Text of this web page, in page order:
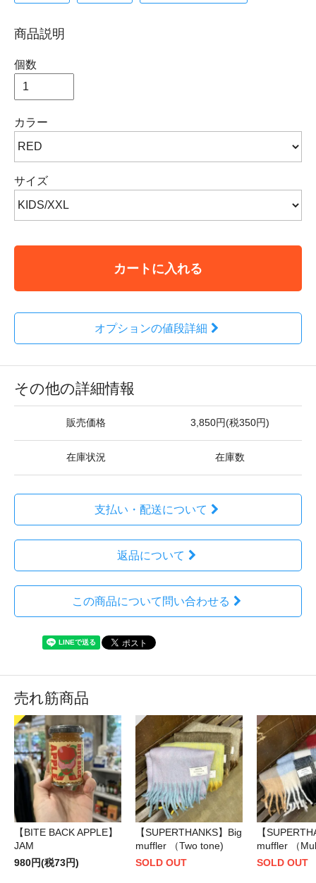
商品説明
個数
カラー
サイズ
カートに入れる
オプションの値段詳細
その他の詳細情報
販売価格 3,850円(税350円)
在庫状況 在庫数
支払い・配送について
返品について
この商品について問い合わせる
売れ筋商品
【BITE BACK APPLE】
JAM
980円(税73円)
【SUPERTHANKS】Big
muffler （Two tone)
SOLD OUT
【
muffler （
SOLD OUT